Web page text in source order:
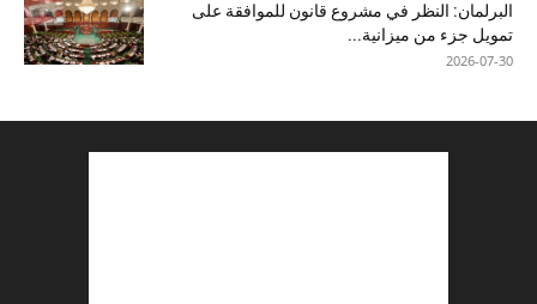
البرلمان: النظر في مشروع قانون للموافقة على
تمويل جزء من ميزانية...
2026-07-30